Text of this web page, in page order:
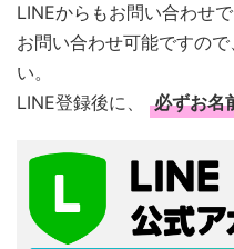
LINEからもお問い合わせ
お問い合わせ可能ですの
い。
LINE登録後に、
必ずお名